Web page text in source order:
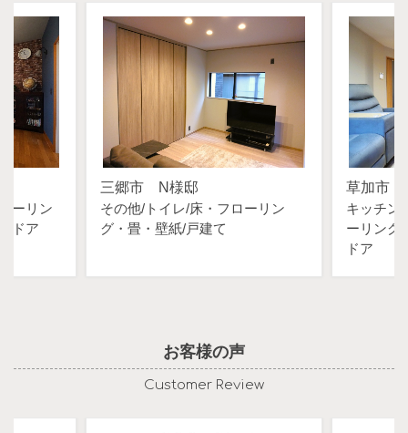
ーリン
ドア
三郷市 N様邸
その他 トイレ 床・フローリン
グ・畳・壁紙 戸建て
草加市
キッチン
ーリング
ドア
お客様の声
Customer Review